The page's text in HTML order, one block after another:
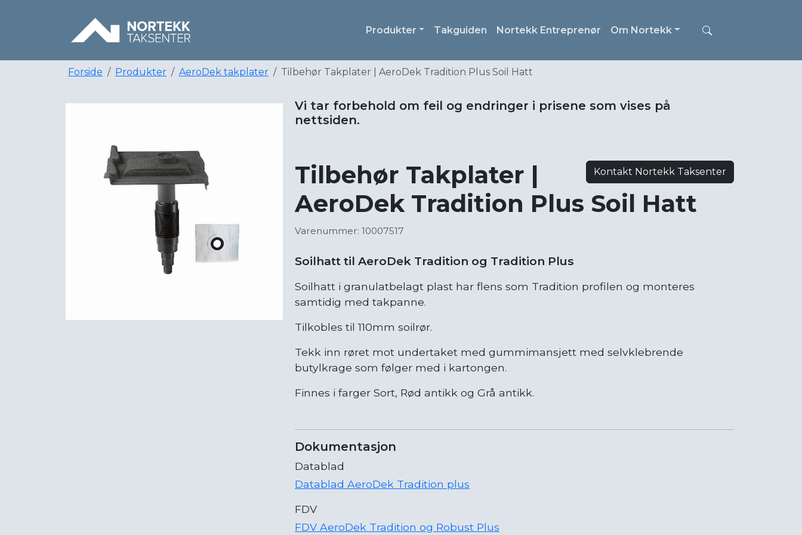
Produkter Takguiden Nortekk Entreprenør Om Nortekk
Forside Produkter AeroDek takplater Tilbehør Takplater | AeroDek Tradition Plus Soil Hatt
Vi tar forbehold om feil og endringer i prisene som vises på
nettsiden.
Kontakt Nortekk Taksenter
Tilbehør Takplater |
AeroDek Tradition Plus Soil Hatt
Varenummer: 10007517
Soilhatt til AeroDek Tradition og Tradition Plus
Soilhatt i granulatbelagt plast har flens som Tradition profilen og monteres
samtidig med takpanne.
Tilkobles til 110mm soilrør.
Tekk inn røret mot undertaket med gummimansjett med selvklebrende
butylkrage som følger med i kartongen.
Finnes i farger Sort, Rød antikk og Grå antikk.
Dokumentasjon
Datablad
Datablad AeroDek Tradition plus
FDV
FDV AeroDek Tradition og Robust Plus